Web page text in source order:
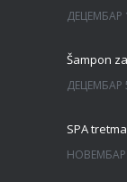
ДЕЦЕМБАР
Šampon
ДЕЦЕМБАР
SPA
НОВЕМБАР